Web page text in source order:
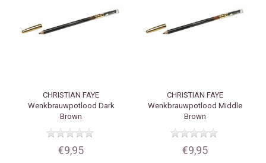
CHRISTIAN FAYE
Wenkbrauwpotlood Dark
Brown
€9,95
CHRISTIAN FAYE
Wenkbrauwpotlood Middle
Brown
€9,95